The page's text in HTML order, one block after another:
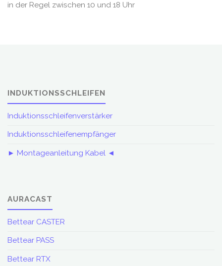
in der Regel zwischen 10 und 18 Uhr
INDUKTIONSSCHLEIFEN
Induktionsschleifenverstärker
Induktionsschleifenempfänger
► Montageanleitung Kabel ◄
AURACAST
Bettear CASTER
Bettear PASS
Bettear RTX